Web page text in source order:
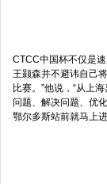
CTCC中国杯不仅是
王颢森并不避讳自己
比赛。”他说，“从上
问题、解决问题、优
鄂尔多斯站前就马上